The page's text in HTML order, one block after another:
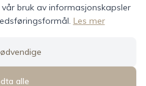
avShoplabs
bruk av informasjonskapsler
Les mer
alle